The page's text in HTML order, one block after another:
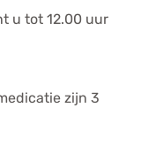
u tot 12.00 uur
zijn 3